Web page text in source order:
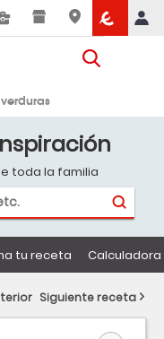
toda la familia
tu receta
Siguiente receta